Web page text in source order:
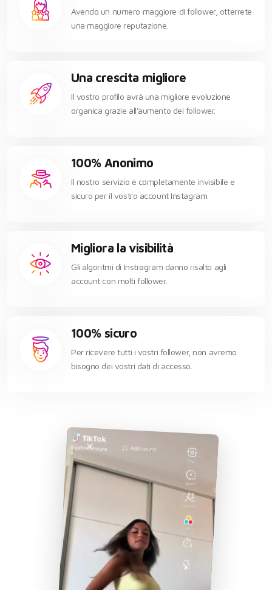
Avendo un numero maggiore di follower, otterrete
una maggiore reputazione.
Una crescita migliore
Il vostro profilo avrà una migliore evoluzione
organica grazie all'aumento dei follower.
100% Anonimo
Il nostro servizio è completamente invisibile e
sicuro per il vostro account Instagram.
Migliora la visibilità
Gli algoritmi di Instragram danno risalto agli
account con molti follower.
100% sicuro
Per ricevere tutti i vostri follower, non avremo
bisogno dei vostri dati di accesso.